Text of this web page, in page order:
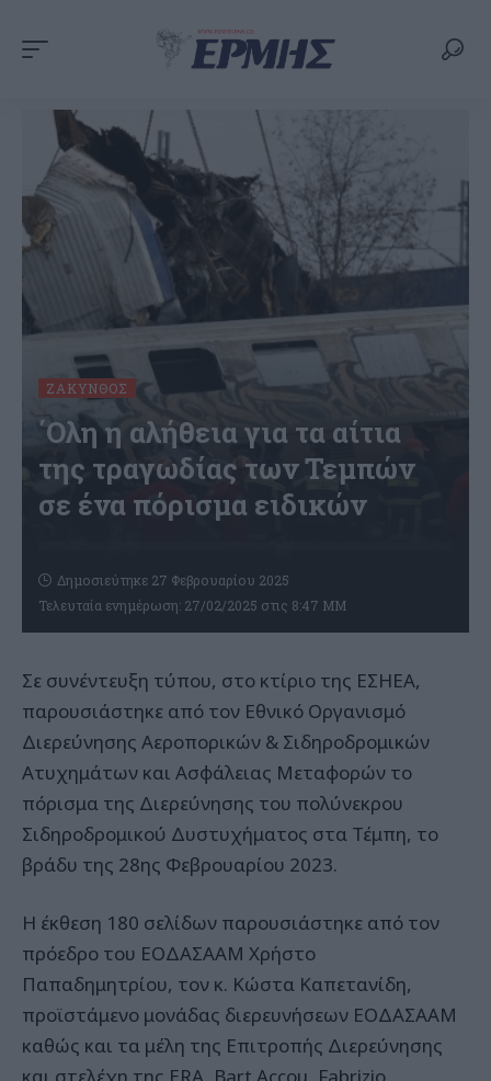
ΖΆΚΥΝΘΟΣ
΄Ολη η αλήθεια για τα αίτια
της τραγωδίας των Τεμπών
σε ένα πόρισμα ειδικών
Τελευταία ενημέρωση: 27/02/2025 στις 8:47 ΜΜ
Δημοσιεύτηκε 27 Φεβρουαρίου 2025
Σε συνέντευξη τύπου, στο κτίριο της ΕΣΗΕΑ,
παρουσιάστηκε από τον Εθνικό Οργανισμό
Διερεύνησης Αεροπορικών & Σιδηροδρομικών
Ατυχημάτων και Ασφάλειας Μεταφορών το
πόρισμα της Διερεύνησης του πολύνεκρου
Σιδηροδρομικού Δυστυχήματος στα Τέμπη, το
βράδυ της 28ης Φεβρουαρίου 2023.
Η έκθεση 180 σελίδων παρουσιάστηκε από τον
πρόεδρο του ΕΟΔΑΣΑΑΜ Χρήστο
Παπαδημητρίου, τον κ. Κώστα Καπετανίδη,
προϊστάμενο μονάδας διερευνήσεων ΕΟΔΑΣΑΑΜ
καθώς και τα μέλη της Επιτροπής Διερεύνησης